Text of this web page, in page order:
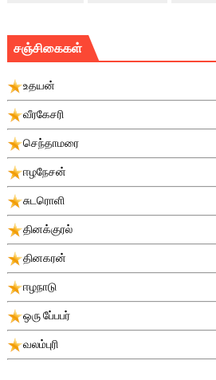
சஞ்சிகைகள்
உதயன்
வீரகேசரி
செந்தாமரை
ஈழநேசன்
சுடரொளி
தினக்குரல்
தினகரன்
ஈழநாடு
ஒரு பே்பபர்
வலம்புரி